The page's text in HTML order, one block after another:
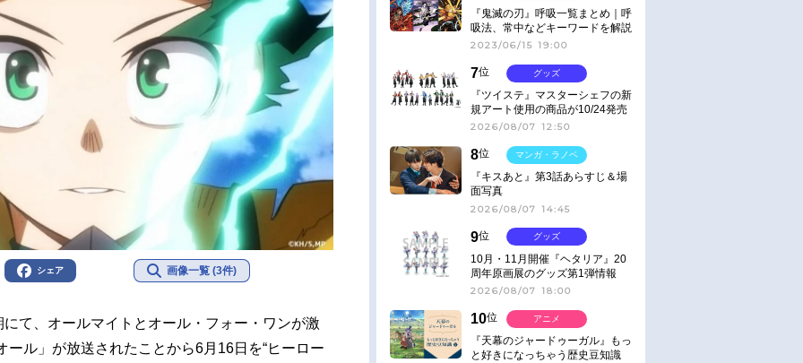
シェア 画像一覧 (3件)
て、オールマイトとオール・フォー・ワンが激
ル」が放送されたことから6月16日を“ヒーロー
『鬼滅の刃』呼吸一覧まとめ｜呼
吸法、常中などキーワードを解説
2023/06/15 19:00
7位
『ツイステ』マスターシェフの新
規アート使用の商品が10/24発売
2026/08/07 12:50
グッズ
8位
『キスあと』第3話あらすじ＆場
面写真
2026/08/07 14:45
マンガ・ラノベ
9位
10月・11月開催『ヘタリア』20
周年原画展のグッズ第1弾情報
2026/08/07 18:00
グッズ
10位
『天幕のジャードゥーガル』もっ
と好きになっちゃう歴史豆知識
アニメ